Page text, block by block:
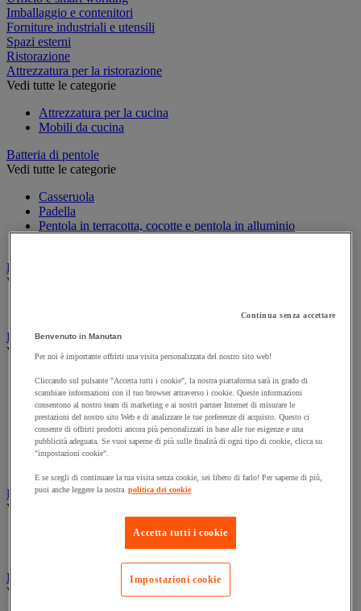
Imballaggio e contenitori
Forniture industriali e utensili
Spazi esterni
Ristorazione
Attrezzatura per la ristorazione
Vedi tutte le categorie
Attrezzatura per la cucina
Mobili da cucina
Batteria di pentole
Vedi tutte le categorie
Casseruola
Padella
Pentola in terracotta, cocotte e pentola in alluminio
Decorazione per ambienti di ristorazione
Vedi tutte le categorie
Forno e apparecchi di cottura
Vedi tutte le categorie
Barbecue e accessori
Cucina e piano cottura
Cuoci uova e bollitori
Forno e forno a microonde
Griglia
Plancha
Frigorifero e gestione del freddo
Vedi tutte le categorie
Frigorifero e congelatore
Lavanderia
Vedi tutte le categorie
Continua senza accettare
Benvenuto in Manutan
Per noi è importante offrirti una visita personalizzata del nostro sito web!
Cliccando sul pulsante "Accetta tutti i cookie", la nostra piattaforma sarà in grado di
scambiare informazioni con il tuo browser attraverso i cookie. Queste informazioni
consentono al nostro team di marketing e ai nostri partner Internet di misurare le
prestazioni del nostro sito Web e di analizzare le tue preferenze di acquisto. Questo ci
consente di offrirti prodotti ancora più personalizzati in base alle tue esigenze e una
pubblicità adeguata. Se vuoi saperne di più sulle finalità di ogni tipo di cookie, clicca su
"impostazioni cookie".
E se scegli di continuare la tua visita senza cookie, sei libero di farlo! Per saperne di più,
puoi anche leggere la nostra politica dei cookie
Accetta tutti i cookie
Impostazioni cookie